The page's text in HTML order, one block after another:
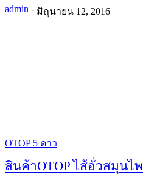
admin - มิถุนายน 12, 2016
OTOP 5 ดาว
สินค้าOTOP ไส้อั่วสมุนไ